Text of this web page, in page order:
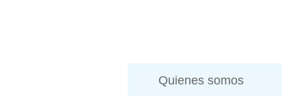
Quienes somos